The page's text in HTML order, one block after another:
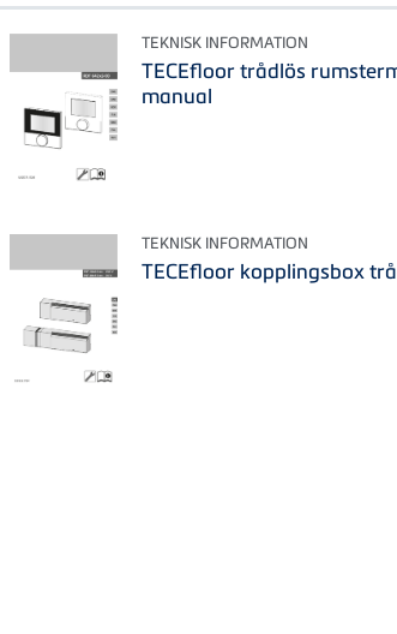
TEKNISK INFORMATION
TECEfloor trådlös
manual
TEKNISK INFORMATION
TECEfloor kopplingsbox